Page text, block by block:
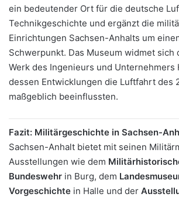
ein bedeutender Ort für die deutsche
Technikgeschichte und ergänzt die
Einrichtungen Sachsen-Anhalts um
Schwerpunkt. Das Museum widmet sich
Werk des Ingenieurs und Unternehmers
dessen Entwicklungen die Luftfahrt des
maßgeblich beeinflussten.
Fazit: Militärgeschichte in Sachsen-
Sachsen-Anhalt bietet mit seinen
Ausstellungen wie dem
Bundeswehr in Burg, dem
Vorgeschichte in Halle und der